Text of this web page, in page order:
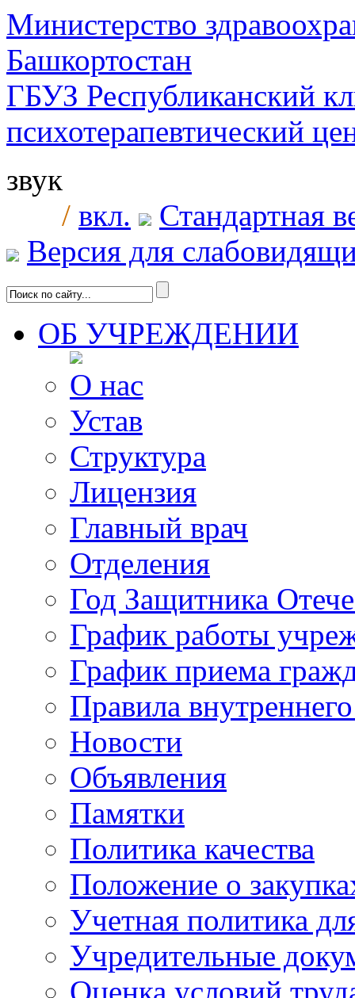
Министерство
Башкортостан
ГБУЗ Республиканский
психотерапевтический
звук
/ вкл.
Стандартная
Версия для
ОБ УЧРЕЖДЕНИИ
О нас
Устав
Структура
Лицензия
Главный врач
Отделения
Год Защитника
График работы
График приема
Правила
Новости
Объявления
Памятки
Политика качества
Положение о
Учетная политика
Учредительные